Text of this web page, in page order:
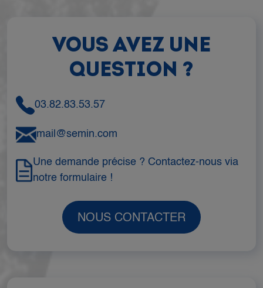
VOUS AVEZ UNE
QUESTION ?
03.82.83.53.57
mail@semin.com
Une demande précise ? Contactez-nous via
notre formulaire !
NOUS CONTACTER